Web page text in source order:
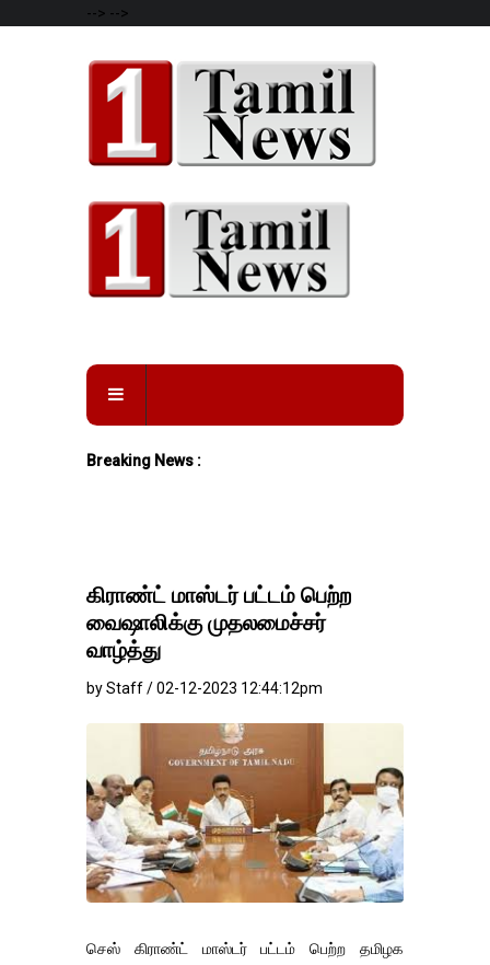
--> -->
Breaking News :
கிராண்ட் மாஸ்டர் பட்டம் பெற்ற
வைஷாலிக்கு முதலமைச்சர்
வாழ்த்து
by Staff / 02-12-2023 12:44:12pm
செஸ் கிராண்ட் மாஸ்டர் பட்டம் பெற்ற தமிழக